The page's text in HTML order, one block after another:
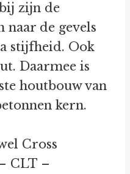
zijn de
naar de gevels
stijfheid. Ook
Daarmee is
houtbouw van
kern.
Cross
CLT –